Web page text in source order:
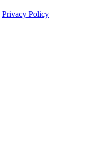
Privacy Policy